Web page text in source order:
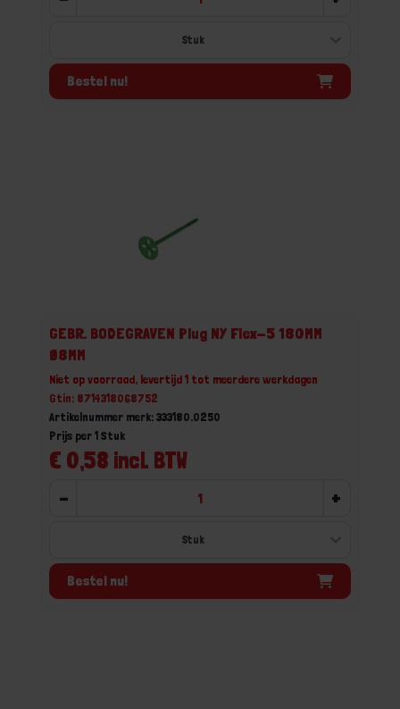
Bestel nu!
GEBR. BODEGRAVEN Plug NY Flex-5 180MM
Ø8MM
Niet op voorraad, levertijd 1 tot meerdere werkdagen
Gtin: 8714318068752
Artikelnummer merk: 333180.0250
€ 0,58 incl. BTW
Prijs per 1 Stuk
- +
Bestel nu!